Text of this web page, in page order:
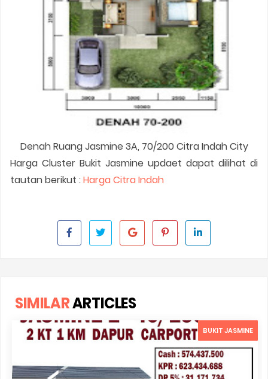
Denah Ruang Jasmine 3A, 70/200 Citra Indah City
Harga Cluster Bukit Jasmine updaet dapat dilihat di
tautan berikut :Harga Citra Indah
SIMILARARTICLES
BUKIT JASMINE